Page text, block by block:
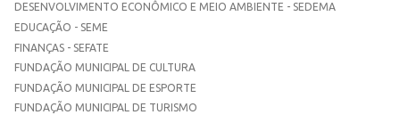
DESENVOLVIMENTO ECONÔMICO E MEIO AMBIENTE - SEDEMA
EDUCAÇÃO - SEME
FINANÇAS - SEFATE
FUNDAÇÃO MUNICIPAL DE CULTURA
FUNDAÇÃO MUNICIPAL DE ESPORTE
FUNDAÇÃO MUNICIPAL DE TURISMO